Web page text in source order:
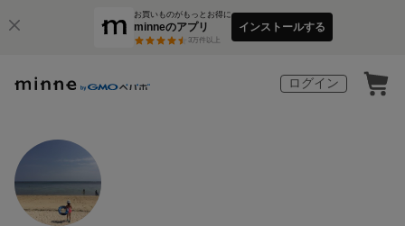
お買いものがもっとお得に
minneのアプリ
3万件以上
インストールする
ログイン